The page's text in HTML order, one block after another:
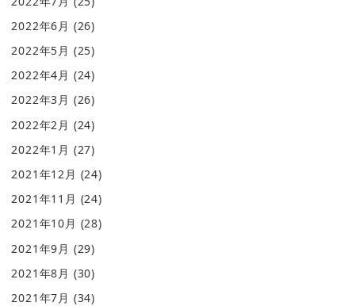
2022年6月 (26)
2022年5月 (25)
2022年4月 (24)
2022年3月 (26)
2022年2月 (24)
2022年1月 (27)
2021年12月 (24)
2021年11月 (24)
2021年10月 (28)
2021年9月 (29)
2021年8月 (30)
2021年7月 (34)